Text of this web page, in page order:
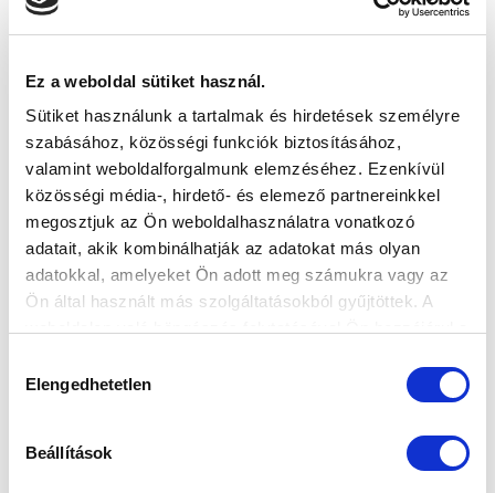
Ez a weboldal sütiket használ.
Sütiket használunk a tartalmak és hirdetések személyre
szabásához, közösségi funkciók biztosításához,
valamint weboldalforgalmunk elemzéséhez. Ezenkívül
közösségi média-, hirdető- és elemező partnereinkkel
megosztjuk az Ön weboldalhasználatra vonatkozó
adatait, akik kombinálhatják az adatokat más olyan
adatokkal, amelyeket Ön adott meg számukra vagy az
Ön által használt más szolgáltatásokból gyűjtöttek. A
kiválasztása
Elengedhetetlen
Beállítások
NB III: TÚL A MÁSODIK EDZŐMECCSEN
2026-07-11 18:12:04
A Slovan Bratislava „B” gárdáját fogadtuk.